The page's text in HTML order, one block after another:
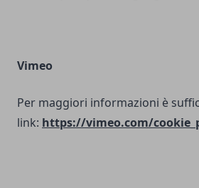
Vimeo
Per maggiori informazioni è
link: https://vimeo.com/